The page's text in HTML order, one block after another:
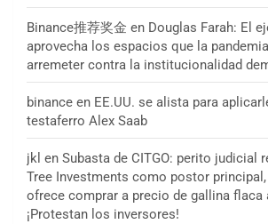
Binance推荐奖金 en Douglas Farah: El
aprovecha los espacios que la
arremeter contra la institucionalidad
binance en EE.UU. se alista para
testaferro Alex Saab
jkl en Subasta de CITGO: perito judicial
Tree Investments como postor
ofrece comprar a precio de gallina flaca
¡Protestan los inversores!